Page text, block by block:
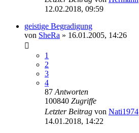
12.02.2018, 09:59
geistige Begradigung
von SheRa » 16.01.2005, 14:26
1
2
3
4
87 Antworten
100840 Zugriffe
Letzter Beitrag von Nati1974
14.01.2018, 14:22